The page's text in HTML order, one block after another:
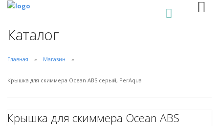
Каталог
Главная Магазин
Крышка для скиммера Ocean ABS серый, PerAqua
Крышка для скиммера Ocean ABS